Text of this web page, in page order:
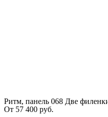
Ритм, панель 068 Две
От 57 400 руб.